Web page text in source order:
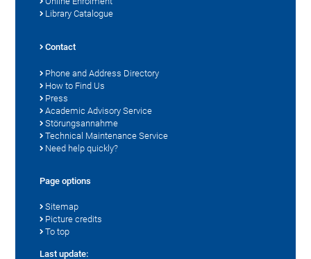
Library Catalogue
Contact
Phone and Address Directory
How to Find Us
Press
Academic Advisory Service
Störungsannahme
Technical Maintenance Service
Need help quickly?
Page options
Sitemap
Picture credits
To top
Last update: